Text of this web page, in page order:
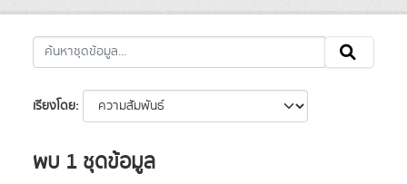
เรียงโดย
พบ 1 ชุดข้อมูล